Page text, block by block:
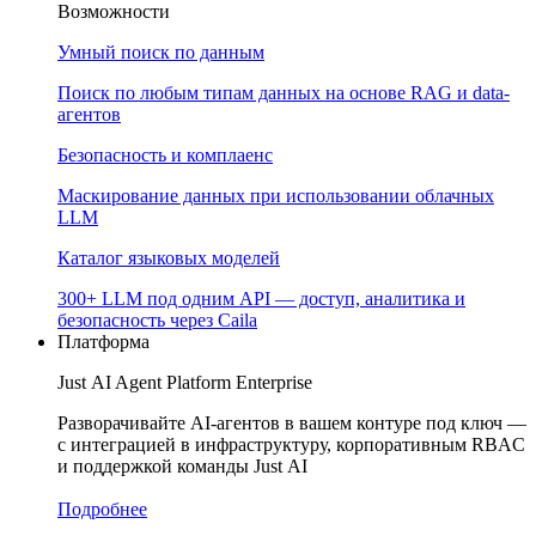
Возможности
Умный поиск по данным
Поиск по любым типам данных на основе RAG и data-
агентов
Безопасность и комплаенс
Маскирование данных при использовании облачных
LLM
Каталог языковых моделей
300+ LLM под одним API — доступ, аналитика и
безопасность через Caila
Платформа
Just AI Agent Platform Enterprise
Разворачивайте AI-агентов в вашем контуре под ключ —
с интеграцией в инфраструктуру, корпоративным RBAC
и поддержкой команды Just AI
Подробнее